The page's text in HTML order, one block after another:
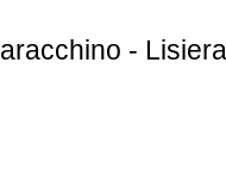
- Lisiera